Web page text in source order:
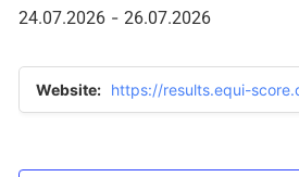
24.07.2026 - 26.07.2026
Website: https://results.equi-